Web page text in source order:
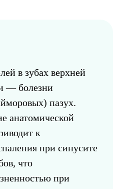
в зубах верхней
— болезни
пазух.
анатомической
к
при синусите
что
при